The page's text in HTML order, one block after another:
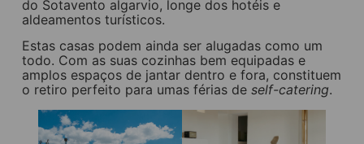
do Sotavento algarvio, longe dos hotéis e
aldeamentos turísticos.
Estas casas podem ainda ser alugadas como um
todo. Com as suas cozinhas bem equipadas e
amplos espaços de jantar dentro e fora, constituem
o retiro perfeito para umas férias deself-catering.